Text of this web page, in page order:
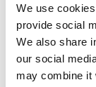
We use
provide social
We also share
our social
may combine it
Hier ist ein